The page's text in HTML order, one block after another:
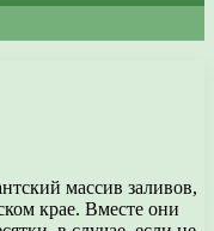
массив заливов,
крае. Вместе они